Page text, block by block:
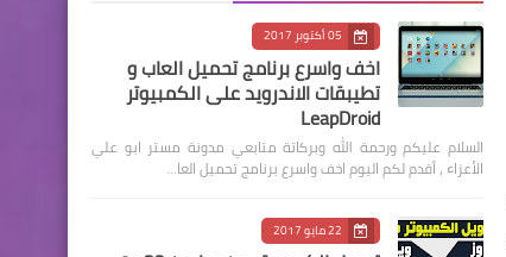
05 أكتوبر 2017
اخف واسرع برنامج تحميل العاب و
تطيبقات الاندرويد على الكمبيوتر
LeapDroid
السلام عليكم ورحمة الله وبركاتة متابعي مدونة مستر ابو علي
الأعزاء ، أقدم لكم اليوم اخف واسرع برنامج تحميل العا…
22 مايو 2017